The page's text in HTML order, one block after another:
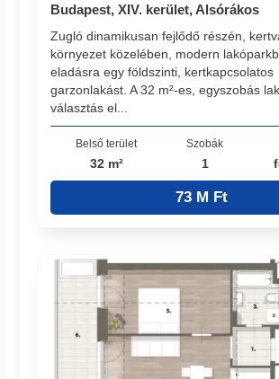
Budapest, XIV. kerület, Alsórákos
Zugló dinamikusan fejlődő részén,
környezet közelében, modern
eladásra egy földszinti, kertkapcsolatos
garzonlakást. A 32 m²-es, egyszobás
választás el...
Belső terület
32 m²
Szobák
1
73 M Ft